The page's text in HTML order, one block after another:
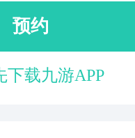
预约
下载九游APP